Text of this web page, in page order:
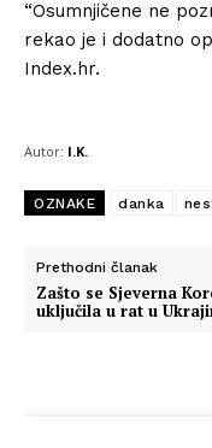
“Osumnjičene ne
rekao je i dodatno
Index.hr.
Autor: I.K.
OZNAKE danka
Prethodni članak
Zašto se Sjeverna
uključila u rat u